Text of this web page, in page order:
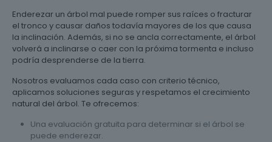
Enderezar un árbol mal puede romper sus raíces o fracturar
el tronco y causar daños todavía mayores de los que causa
la inclinación. Además, si no se ancla correctamente, el árbol
volverá a inclinarse o caer con la próxima tormenta e incluso
podría desprenderse de la tierra.
Nosotros evaluamos cada caso con criterio técnico,
aplicamos soluciones seguras y respetamos el crecimiento
natural del árbol. Te ofrecemos:
Una evaluación gratuita para determinar si el árbol se
puede enderezar.